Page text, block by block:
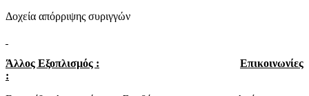
Δοχεία απόρριψης συριγγών
Άλλος Εξοπλισμός :
Επικοινωνίες
: